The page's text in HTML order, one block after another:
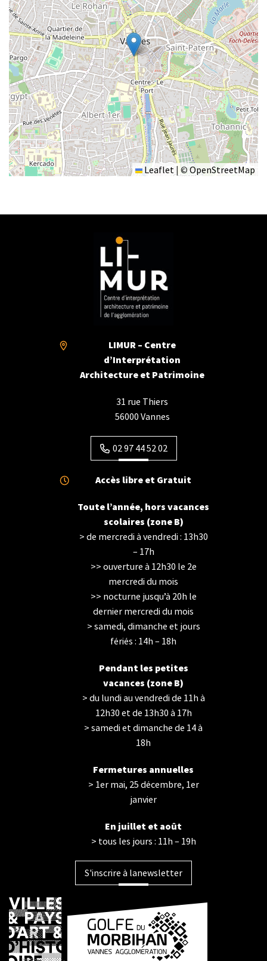
Leaflet |©OpenStreetMap
LIMUR – Centre
d’Interprétation
Architecture et Patrimoine
31 rue Thiers
56000 Vannes
02 97 44 52 02
Horaires d'ouverture
Accès libre et Gratuit
Toute l’année, hors vacances
scolaires (zone B)
> de mercredi à vendredi : 13h30
– 17h
>> ouverture à 12h30 le 2e
mercredi du mois
>> nocturne jusqu’à 20h le
dernier mercredi du mois
> samedi, dimanche et jours
fériés : 14h – 18h
Pendant les petites
vacances (zone B)
> du lundi au vendredi de 11h à
12h30 et de 13h30 à 17h
> samedi et dimanche de 14 à
18h
Fermetures annuelles
> 1er mai, 25 décembre, 1er
janvier
En juillet et août
> tous les jours : 11h – 19h
S'inscrire à lanewsletter